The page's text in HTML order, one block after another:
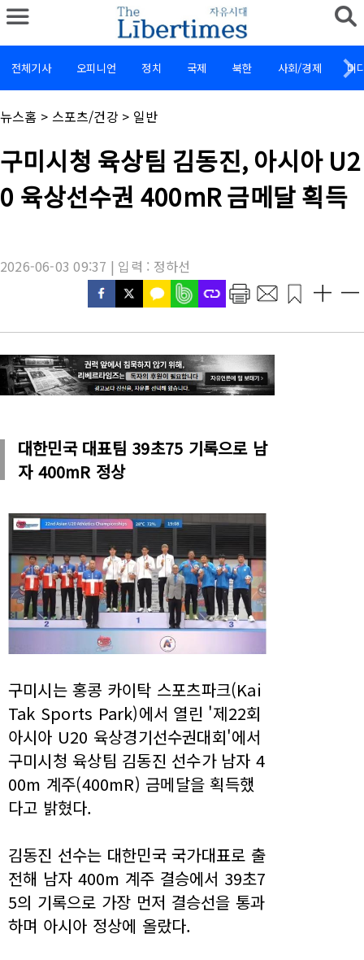
전체기사 오피니언 정치 국제 북한 사회/경제 미
채
널
뉴스홈 > 스포츠/건강 > 일반
기
사
목
:
구미시청 육상팀 김동진, 아시아 U2
0 육상선수권 400mR 금메달 획득
2026-06-03 09:37 | 입력 : 정하선
대한민국 대표팀 39초75 기록으로 남
자 400mR 정상
구미시는 홍콩 카이탁 스포츠파크(Kai
Tak Sports Park)에서 열린 '제22회
아시아 U20 육상경기선수권대회'에서
구미시청 육상팀 김동진 선수가 남자 4
00m 계주(400mR) 금메달을 획득했
다고 밝혔다.
김동진 선수는 대한민국 국가대표로 출
전해 남자 400m 계주 결승에서 39초7
5의 기록으로 가장 먼저 결승선을 통과
하며 아시아 정상에 올랐다.